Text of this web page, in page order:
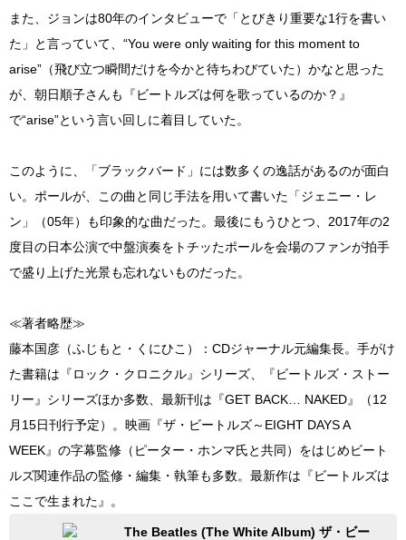
また、ジョンは80年のインタビューで「とびきり重要な1行を書い
た」と言っていて、“You were only waiting for this moment to
arise”（飛び立つ瞬間だけを今かと待ちわびていた）かなと思った
が、朝日順子さんも『ビートルズは何を歌っているのか？』
で“arise”という言い回しに着目していた。
このように、「ブラックバード」には数多くの逸話があるのが面白
い。ポールが、この曲と同じ手法を用いて書いた「ジェニー・レ
ン」（05年）も印象的な曲だった。最後にもうひとつ、2017年の2
度目の日本公演で中盤演奏をトチッたポールを会場のファンが拍手
で盛り上げた光景も忘れないものだった。
≪著者略歴≫
藤本国彦（ふじもと・くにひこ）：CDジャーナル元編集長。手がけ
た書籍は『ロック・クロニクル』シリーズ、『ビートルズ・ストー
リー』シリーズほか多数、最新刊は『GET BACK… NAKED』（12
月15日刊行予定）。映画『ザ・ビートルズ～EIGHT DAYS A
WEEK』の字幕監修（ピーター・ホンマ氏と共同）をはじめビート
ルズ関連作品の監修・編集・執筆も多数。最新作は『ビートルズは
ここで生まれた』。
The Beatles (The White Album) ザ・ビー